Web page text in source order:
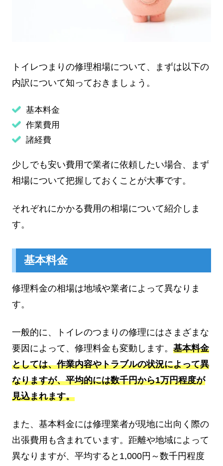
トイレつまりの修理相場について、まずは以下の
内訳について知っておきましょう。
基本料金
作業費用
諸経費
少しでも安い費用で業者に依頼したい場合、まず
相場について把握しておくことが大事です。
それぞれにかかる費用の相場について紹介しま
す。
基本料金
修理料金の相場は地域や業者によって異なりま
す。
一般的に、トイレのつまりの修理にはさまざまな
要因によって、修理料金も変動します。 基本料金
としては、作業内容やトラブルの状況によって異
なりますが、平均的には数千円から1万円程度が
見込まれます。
また、基本料金には修理業者が現地に出向く際の
出張費用も含まれています。距離や地域によって
異なりますが、平均すると1,000円～数千円程度